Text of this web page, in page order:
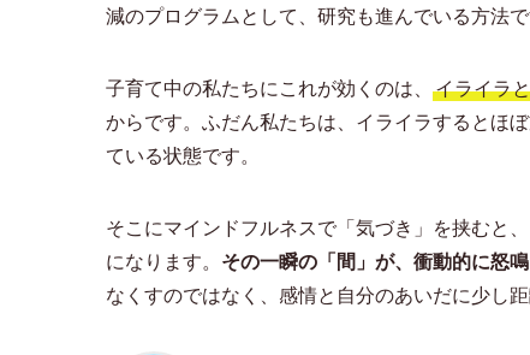
減のプログラムとして、研究も進んでいる方法で
子育て中の私たちにこれが効くのは、
イライラ
からです。ふだん私たちは、イライラするとほ
ている状態です。
そこにマインドフルネスで「気づき」を挟むと
になります。 その一瞬の「間」が、衝動的に怒
なくすのではなく、感情と自分のあいだに少し